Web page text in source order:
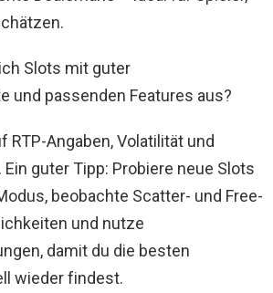
Slots mit guter
und passenden Features aus?
RTP-Angaben, Volatilität und
guter Tipp: Probiere neue Slots
beobachte Scatter- und Free-
und nutze
damit du die besten
wieder findest.